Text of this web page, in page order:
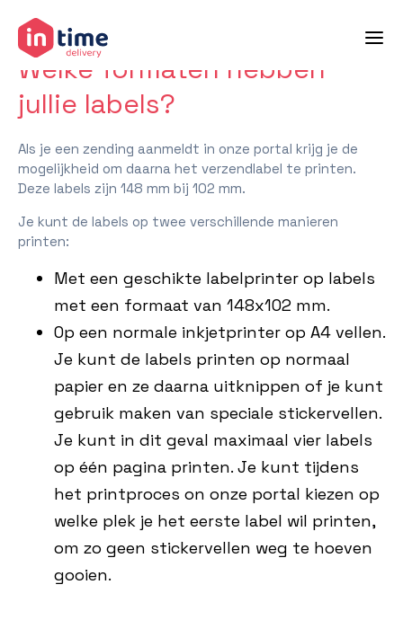
terug naar veelgestelde vragen
Welke formaten hebben
jullie labels?
Als je een zending aanmeldt in onze portal krijg je de
mogelijkheid om daarna het verzendlabel te printen.
Deze labels zijn 148 mm bij 102 mm.
Je kunt de labels op twee verschillende manieren
printen:
Met een geschikte labelprinter op labels
met een formaat van 148x102 mm.
Op een normale inkjetprinter op A4 vellen.
Je kunt de labels printen op normaal
papier en ze daarna uitknippen of je kunt
gebruik maken van speciale stickervellen.
Je kunt in dit geval maximaal vier labels
op één pagina printen. Je kunt tijdens
het printproces on onze portal kiezen op
welke plek je het eerste label wil printen,
om zo geen stickervellen weg te hoeven
gooien.